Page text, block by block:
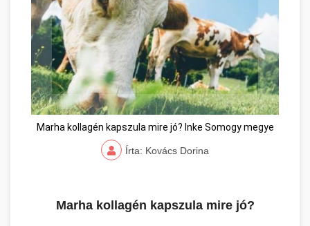
Marha kollagén kapszula mire jó? Inke Somogy megye
Írta: Kovács Dorina
Marha kollagén kapszula mire jó?